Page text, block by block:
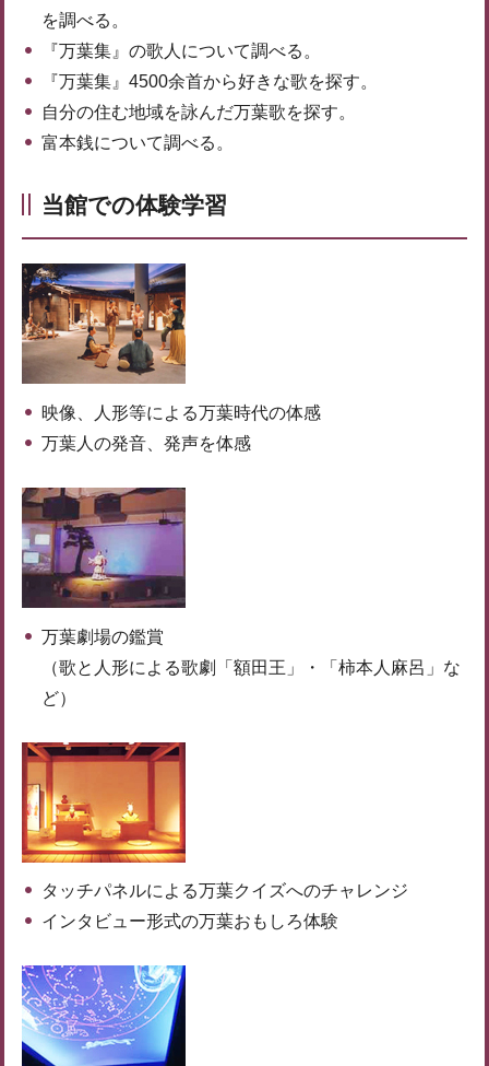
を調べる。
『万葉集』の歌人について調べる。
『万葉集』4500余首から好きな歌を探す。
自分の住む地域を詠んだ万葉歌を探す。
富本銭について調べる。
当館での体験学習
映像、人形等による万葉時代の体感
万葉人の発音、発声を体感
万葉劇場の鑑賞
（歌と人形による歌劇「額田王」・「柿本人麻呂」な
ど）
タッチパネルによる万葉クイズへのチャレンジ
インタビュー形式の万葉おもしろ体験